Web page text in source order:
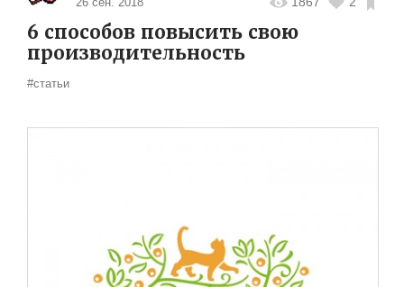
6 способов повысить свою
производительность
#статьи